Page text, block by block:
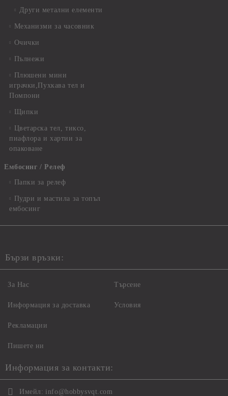
Други метални елементи
Механизми за часовник
Очички
Пълнежи
Плюшени мини
играчки,Пухкава тел и
Помпони
Щипки
Цветарска тел, тиксо,
пиафлора и хартии за
опаковане
Ембосинг / Релеф
Папки за релеф
Пудри и мастила за топъл
ембосинг
Бързи връзки:
За Нас
Информация за доставка
Рекламации
Пишете ни
Търсене
Условия
Информация за контакти:
Имейл: info@hobbysvqt.com